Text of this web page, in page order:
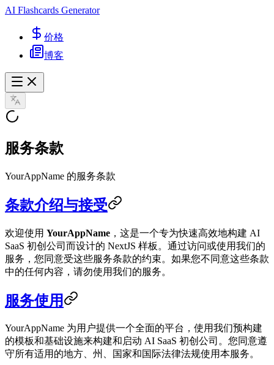
AI Flashcards Generator
价格
博客
服务条款
YourAppName 的服务条款
条款介绍与接受
欢迎使用 YourAppName ，这是一个专为快速高效地构建 AI
SaaS 初创公司而设计的 NextJS 样板。通过访问或使用我们的
服务，您同意受这些服务条款的约束。如果您不同意这些条款
中的任何内容，请勿使用我们的服务。
服务使用
YourAppName 为用户提供一个全面的平台，使用我们预构建
的模板和基础设施来构建和启动 AI SaaS 初创公司。您同意遵
守所有适用的地方、州、国家和国际法律法规使用本服务。